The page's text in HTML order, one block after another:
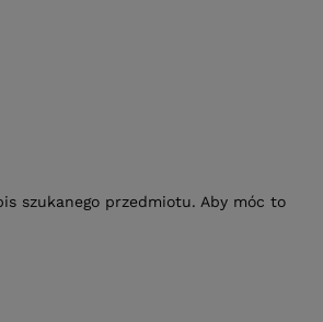
szukanego przedmiotu. Aby móc to